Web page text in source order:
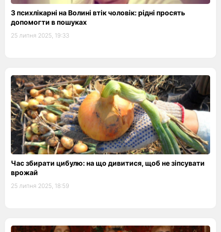
З психлікарні на Волині втік чоловік: рідні просять
допомогти в пошуках
25 липня 2025, 19:33
Час збирати цибулю: на що дивитися, щоб не зіпсувати
врожай
25 липня 2025, 18:59